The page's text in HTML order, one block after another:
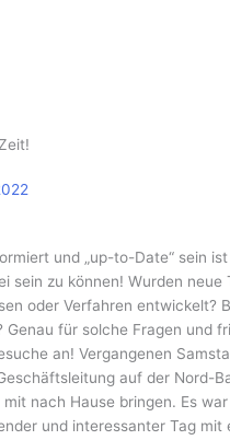
und „up-to-Date“ sein
sein zu können! Wurden neue
oder Verfahren entwickelt?
Genau für solche Fragen und
an! Vergangenen
auf der Nord-
nach Hause bringen. Es
und interessanter Tag mit